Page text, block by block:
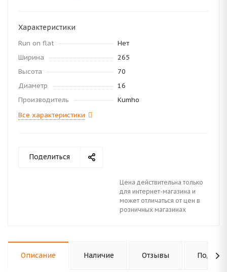
Характеристики
Run on flat
Нет
Ширина
265
Высота
70
Диаметр
16
Производитель
Kumho
Все характеристики
Поделиться
Цена действительна только
для интернет-магазина и
может отличаться от цен в
розничных магазинах
Описание Наличие Отзывы